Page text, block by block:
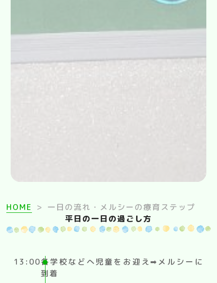
HOME > 一日の流れ・メルシーの療育ステップ
平日の一日の過ごし方
13:00各学校などへ児童をお迎え➡メルシーに
到着